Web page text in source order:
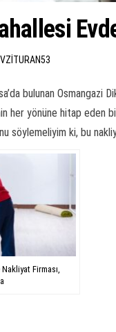
bulunan Osmangazi
her yönüne hitap eden
söylemeliyim ki, bu
Firması,